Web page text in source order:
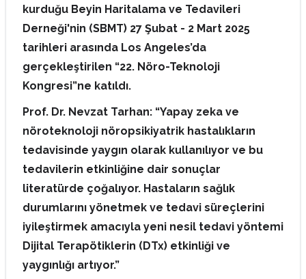
kurduğu Beyin Haritalama ve Tedavileri
Derneği'nin (SBMT) 27 Şubat - 2 Mart 2025
tarihleri arasında Los Angeles’da
gerçekleştirilen “22. Nöro-Teknoloji
Kongresi”ne katıldı.
Prof. Dr. Nevzat Tarhan: “Yapay zeka ve
nöroteknoloji nöropsikiyatrik hastalıkların
tedavisinde yaygın olarak kullanılıyor ve bu
tedavilerin etkinliğine dair sonuçlar
literatürde çoğalıyor. Hastaların sağlık
durumlarını yönetmek ve tedavi süreçlerini
iyileştirmek amacıyla yeni nesil tedavi yöntemi
Dijital Terapötiklerin (DTx) etkinliği ve
yaygınlığı artıyor.”